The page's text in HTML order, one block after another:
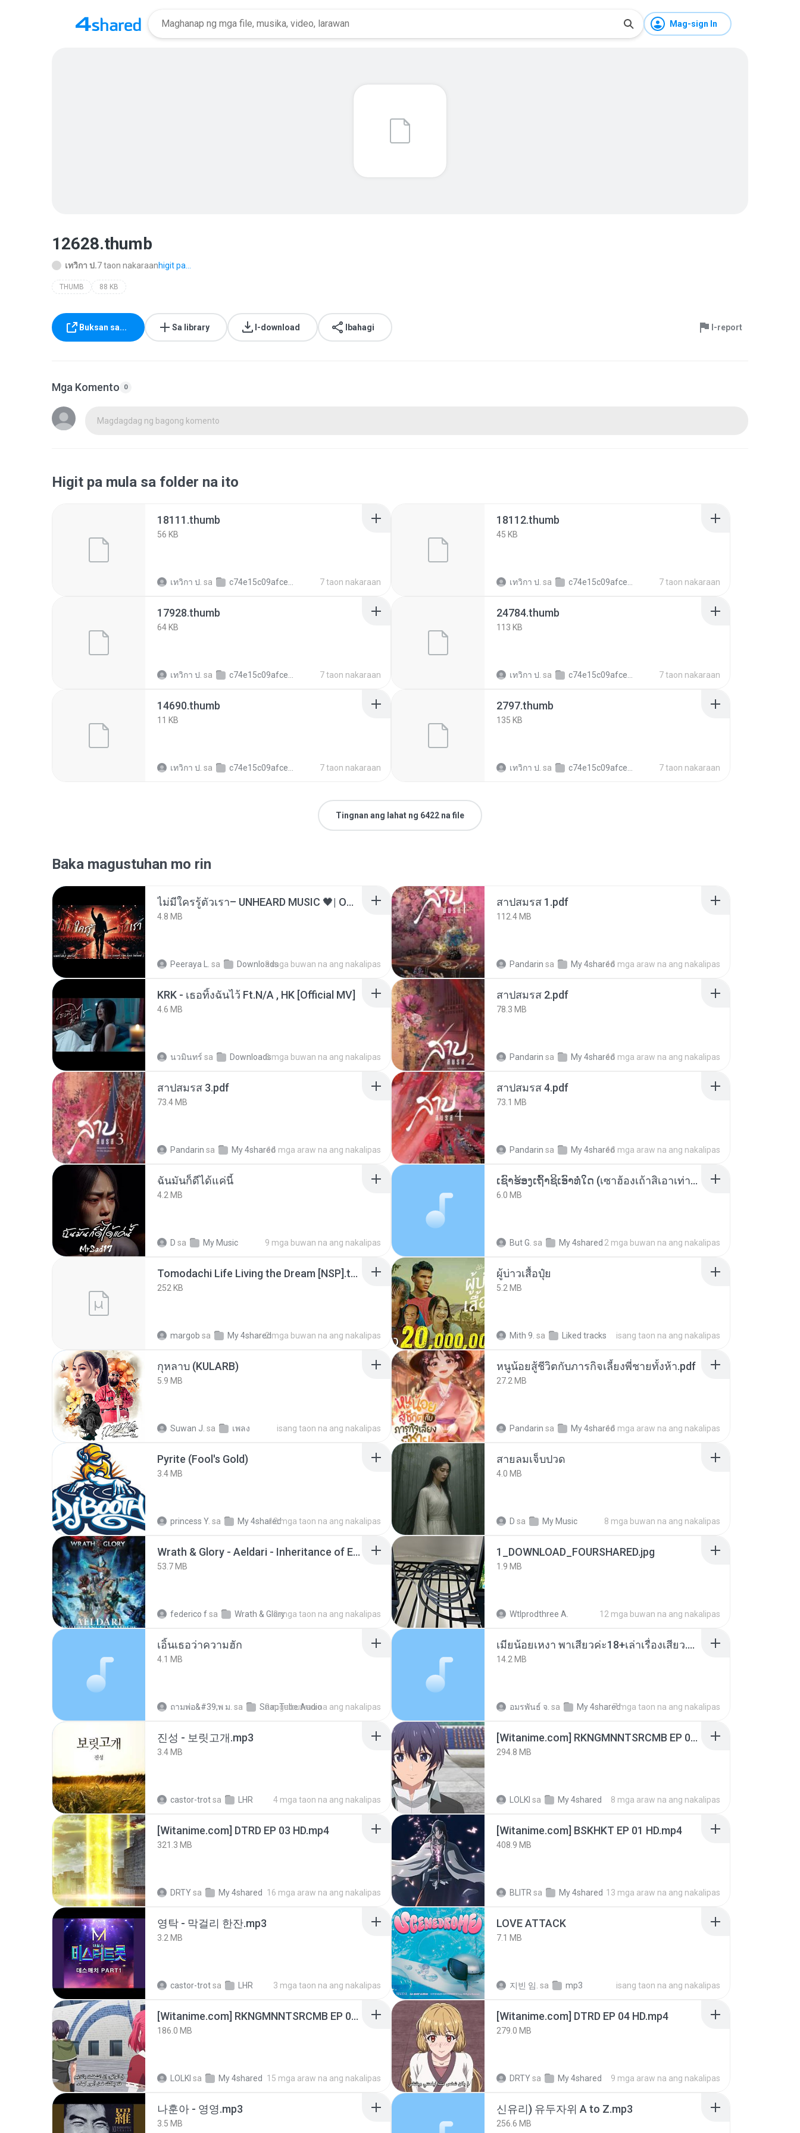
Mag-sign In
12628.thumb
เทวิกา ป.7 taon nakaraanhigit pa...
THUMB 88 KB
Buksan sa... Sa library I-download Ibahagi I-report
Mga Komento 0
Magdagdag ng bagong komento
Higit pa mula sa folder na ito
18111.thumb
56 KB
เทวิกา ป. sa c74e15c09afce6c3b16ecc87b793e54c5 7 taon nakaraan
18112.thumb
45 KB
เทวิกา ป. sa c74e15c09afce6c3b16ecc87b793e54c5 7 taon nakaraan
17928.thumb
64 KB
เทวิกา ป. sa c74e15c09afce6c3b16ecc87b793e54c5 7 taon nakaraan
24784.thumb
113 KB
เทวิกา ป. sa c74e15c09afce6c3b16ecc87b793e54c5 7 taon nakaraan
14690.thumb
11 KB
เทวิกา ป. sa c74e15c09afce6c3b16ecc87b793e54c5 7 taon nakaraan
2797.thumb
135 KB
เทวิกา ป. sa c74e15c09afce6c3b16ecc87b793e54c5 7 taon nakaraan
Tingnan ang lahat ng 6422 na file
Baka magustuhan mo rin
ไม่มีใครรู้ตัวเรา– UNHEARD MUSIC 🖤| Official Lyric Video | เพลงสู้ชีวิต
4.8 MB
Peeraya L. sa Downloads3 mga buwan na ang nakalipas
สาปสมรส 1.pdf
112.4 MB
Pandarin sa My 4shared16 mga araw na ang nakalipas
KRK - เธอทิ้งฉันไว้ Ft.N/A , HK [Official MV]
4.6 MB
นวมินทร์ sa Downloads8 mga buwan na ang nakalipas
สาปสมรส 2.pdf
78.3 MB
Pandarin sa My 4shared16 mga araw na ang nakalipas
สาปสมรส 3.pdf
73.4 MB
Pandarin sa My 4shared16 mga araw na ang nakalipas
สาปสมรส 4.pdf
73.1 MB
Pandarin sa My 4shared16 mga araw na ang nakalipas
ฉันมันก็ดีได้แค่นี้
4.2 MB
D sa My Music 9 mga buwan na ang nakalipas
ເຊົາຮ້ອງເຖົ້າຊິເອົາທໍ່ໃດ (เซาฮ้องเถ้าสิเอาเท่าใด) ບຸນເກີດ ຫນູຫ່ວງ ft. ໂສພາ ຈຸນທະລາ
6.0 MB
But G. sa My 4shared 2 mga buwan na ang nakalipas
Tomodachi Life Living the Dream [NSP].torrent
252 KB
margob sa My 4shared2 mga buwan na ang nakalipas
ผู้บ่าวเสื้อปุ๋ย
5.2 MB
Mith 9. sa Liked tracks isang taon na ang nakalipas
กุหลาบ (KULARB)
5.9 MB
Suwan J. sa เพลง isang taon na ang nakalipas
หนูน้อยสู้ชีวิตกับภารกิจเลี้ยงพี่ชายทั้งห้า.pdf
27.2 MB
Pandarin sa My 4shared16 mga araw na ang nakalipas
Pyrite (Fool's Gold)
3.4 MB
princess Y. sa My 4shared12 mga taon na ang nakalipas
สายลมเจ็บปวด
4.0 MB
D sa My Music 8 mga buwan na ang nakalipas
Wrath & Glory - Aeldari - Inheritance of Embers.pdf
53.7 MB
federico fsa Wrath & Glory2 mga taon na ang nakalipas
1_DOWNLOAD_FOURSHARED.jpg
1.9 MB
Wtlprodthree A. 12 mga buwan na ang nakalipas
เอิ้นเธอว่าความฮัก
4.1 MB
ถามพ่อ&#39;พ ม. sa SnapTube Audio
2 mga buwan na ang nakalipas
เมียน้อยเหงา พาเสียวค่ะ18+เล่าเรื่องเสียว.mp3
14.2 MB
อมรพันธ์ จ. sa My 4shared7 mga taon na ang nakalipas
진성 - 보릿고개.mp3
3.4 MB
castor-trotsa LHR 4 mga taon na ang nakalipas
[Witanime.com] RKNGMNNTSRCMB EP 06 HD.mp4
294.8 MB
LOLKI sa My 4shared 8 mga araw na ang nakalipas
[Witanime.com] DTRD EP 03 HD.mp4
321.3 MB
DRTYsa My 4shared 16 mga araw na ang nakalipas
[Witanime.com] BSKHKT EP 01 HD.mp4
408.9 MB
BLITR sa My 4shared 13 mga araw na ang nakalipas
영탁 - 막걸리 한잔.mp3
3.2 MB
castor-trotsa LHR 3 mga taon na ang nakalipas
LOVE ATTACK
7.1 MB
지빈 임. sa mp3 isang taon na ang nakalipas
[Witanime.com] RKNGMNNTSRCMB EP 05 HD.mp4
186.0 MB
LOLKI sa My 4shared 15 mga araw na ang nakalipas
[Witanime.com] DTRD EP 04 HD.mp4
279.0 MB
DRTYsa My 4shared 9 mga araw na ang nakalipas
나훈아 - 영영.mp3
3.5 MB
신유리) 유두자위 A to Z.mp3
256.6 MB